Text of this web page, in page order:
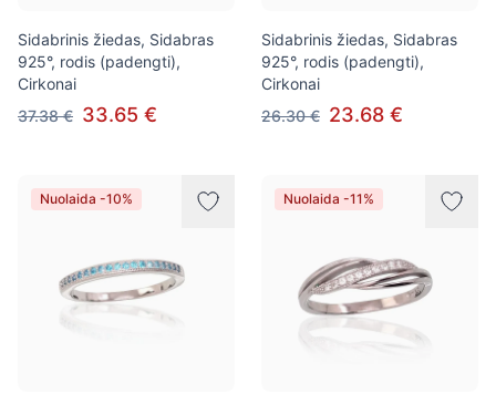
Sidabrinis žiedas, Sidabras
925°, rodis (padengti),
Cirkonai
37.38 € 33.65 €
Sidabrinis žiedas, Sidabras
925°, rodis (padengti),
Cirkonai
26.30 € 23.68 €
Nuolaida -10% Nuolaida -11%